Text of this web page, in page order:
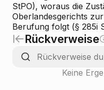
StPO), woraus die
Oberlandesgerichts
Berufung folgt (§ 285i
Rückverweise
Keine